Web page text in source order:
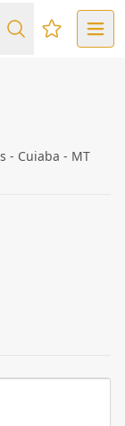
Favoritos
- Cuiaba - MT